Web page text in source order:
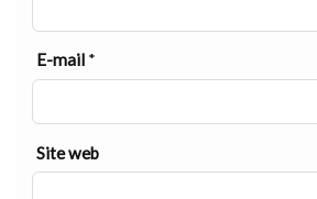
E-mail *
Site web